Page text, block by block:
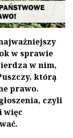
w sprawie
w nim,
którą
prawo.
czyli
więc